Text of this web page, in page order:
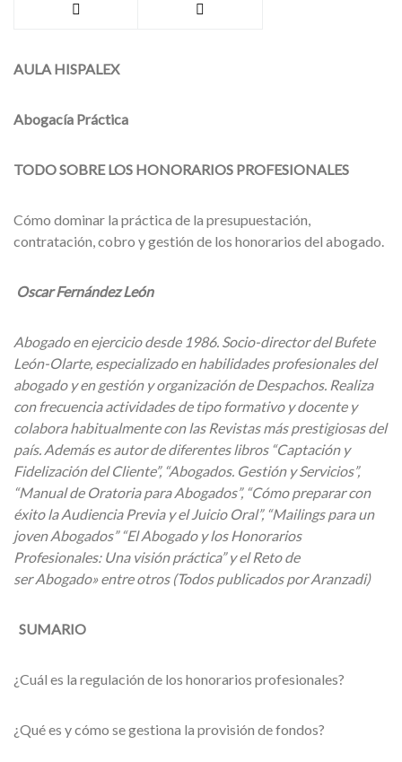
AULA HISPALEX
Abogacía Práctica
TODO SOBRE LOS HONORARIOS PROFESIONALES
Cómo dominar la práctica de la presupuestación,
contratación, cobro y gestión de los honorarios del abogado.
Oscar Fernández León
Abogado en ejercicio desde 1986. Socio-director del Bufete
León-Olarte, especializado en habilidades profesionales del
abogado y en gestión y organización de Despachos. Realiza
con frecuencia actividades de tipo formativo y docente y
colabora habitualmente con las Revistas más prestigiosas del
país. Además es autor de diferentes libros “Captación y
Fidelización del Cliente”, “Abogados. Gestión y Servicios”,
“Manual de Oratoria para Abogados”, “Cómo preparar con
éxito la Audiencia Previa y el Juicio Oral”, “Mailings para un
joven Abogados” “El Abogado y los Honorarios
Profesionales: Una visión práctica” y el Reto de
ser Abogado» entre otros (Todos publicados por Aranzadi)
SUMARIO
¿Cuál es la regulación de los honorarios profesionales?
¿Qué es y cómo se gestiona la provisión de fondos?